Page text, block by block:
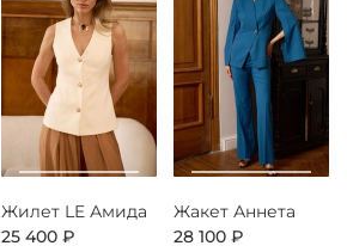
Жилет LE Амида
25 400 ₽
Жакет Аннета
28 100 ₽